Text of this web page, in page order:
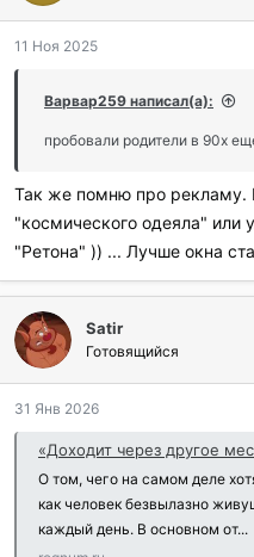
11 Ноя 2025
Варвар259 написал(а):
пробовали родители в 90х
Так же помню про рекламу.
"космического одеяла" или
"Ретона" )) ... Лучше окна
Satir
Готовящийся
31 Янв 2026
«Доходит через другое место».
О том, чего на самом деле
как человек безвылазно
каждый день. В основном от...